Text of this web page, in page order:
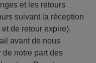
et les retours
suivant la réception
de retour expire).
avant de nous
de notre part des